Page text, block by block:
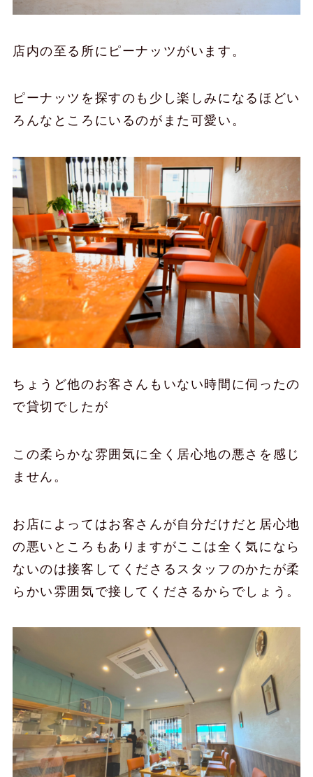
店内の至る所にピーナッツがいます。
ピーナッツを探すのも少し楽しみになるほどい
ろんなところにいるのがまた可愛い。
ちょうど他のお客さんもいない時間に伺ったの
で貸切でしたが
この柔らかな雰囲気に全く居心地の悪さを感じ
ません。
お店によってはお客さんが自分だけだと居心地
の悪いところもありますがここは全く気になら
ないのは接客してくださるスタッフのかたが柔
らかい雰囲気で接してくださるからでしょう。